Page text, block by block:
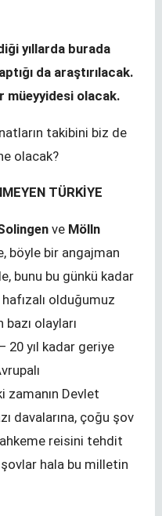
yıllarda burada
da araştırılacak.
müeyyidesi olacak.
takibini biz de
olacak?
TÜRKİYE
ve Mölln
böyle bir angajman
bunu bu günkü kadar
olduğumuz
olayları
20 yıl kadar geriye
zamanın Devlet
davalarına, çoğu şov
reisini tehdit
şovlar hala bu milletin